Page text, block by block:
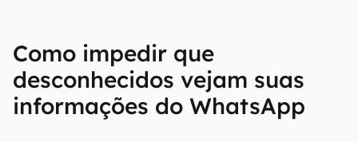
Além disso, é possível recorrer às configurações
de privacidade para limitar quem pode ver suas
informações pessoais, como a foto de perfil, o
resumo e os Status. Ainda que não impeça que